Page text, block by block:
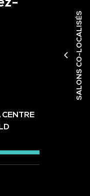
SALONS CO-LOCALISÉS